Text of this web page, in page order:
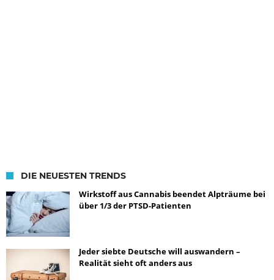
DIE NEUESTEN TRENDS
Wirkstoff aus Cannabis beendet Alpträume bei
über 1/3 der PTSD-Patienten
Jeder siebte Deutsche will auswandern –
Realität sieht oft anders aus